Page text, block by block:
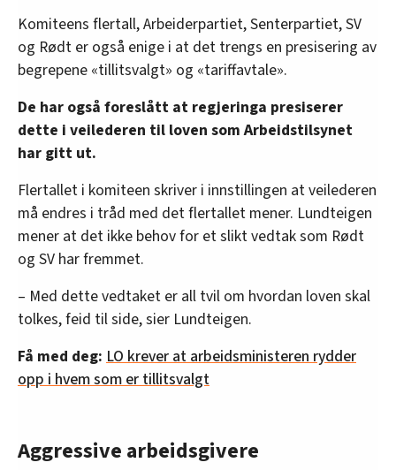
Komiteens flertall, Arbeiderpartiet, Senterpartiet, SV
og Rødt er også enige i at det trengs en presisering av
begrepene «tillitsvalgt» og «tariffavtale».
De har også foreslått at regjeringa presiserer
dette i veilederen til loven som Arbeidstilsynet
har gitt ut.
Flertallet i komiteen skriver i innstillingen at veilederen
må endres i tråd med det flertallet mener. Lundteigen
mener at det ikke behov for et slikt vedtak som Rødt
og SV har fremmet.
– Med dette vedtaket er all tvil om hvordan loven skal
tolkes, feid til side, sier Lundteigen.
Få med deg: LO krever at arbeidsministeren rydder
opp i hvem som er tillitsvalgt
Aggressive arbeidsgivere